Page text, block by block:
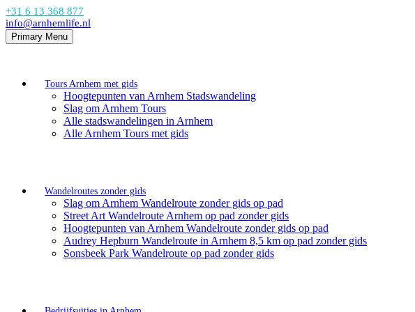
+31 6 13 368 877
info@arnhemlife.nl
Primary Menu
Tours Arnhem met gids
Hoogtepunten van Arnhem Stadswandeling
Slag om Arnhem Tours
Alle stadswandelingen in Arnhem
Alle Arnhem Tours met gids
Wandelroutes zonder gids
Slag om Arnhem Wandelroute zonder gids op pad
Street Art Wandelroute Arnhem op pad zonder gids
Hoogtepunten van Arnhem Wandelroute zonder gids op pad
Audrey Hepburn Wandelroute in Arnhem 8,5 km op pad zonder gids
Sonsbeek Park Wandelroute op pad zonder gids